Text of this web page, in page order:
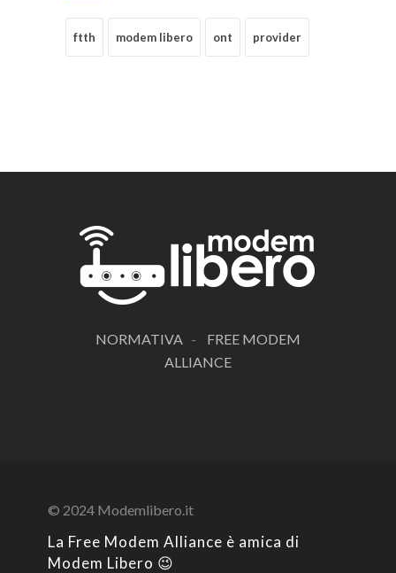
ftth modem libero ont provider
NORMATIVA - FREE MODEM
ALLIANCE
© 2024 Modemlibero.it
La Free Modem Alliance è amica di
Modem Libero 😉